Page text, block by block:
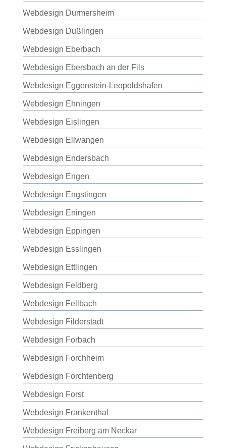
Webdesign Durmersheim
Webdesign Dußlingen
Webdesign Eberbach
Webdesign Ebersbach an der Fils
Webdesign Eggenstein-Leopoldshafen
Webdesign Ehningen
Webdesign Eislingen
Webdesign Ellwangen
Webdesign Endersbach
Webdesign Engen
Webdesign Engstingen
Webdesign Eningen
Webdesign Eppingen
Webdesign Esslingen
Webdesign Ettlingen
Webdesign Feldberg
Webdesign Fellbach
Webdesign Filderstadt
Webdesign Forbach
Webdesign Forchheim
Webdesign Forchtenberg
Webdesign Forst
Webdesign Frankenthal
Webdesign Freiberg am Neckar